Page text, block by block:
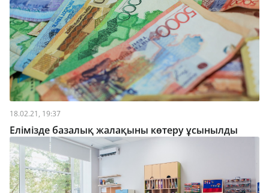
18.02.21, 19:37
Елімізде базалық жалақыны көтеру ұсынылды